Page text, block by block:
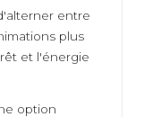
entre
plus
et l'énergie
option